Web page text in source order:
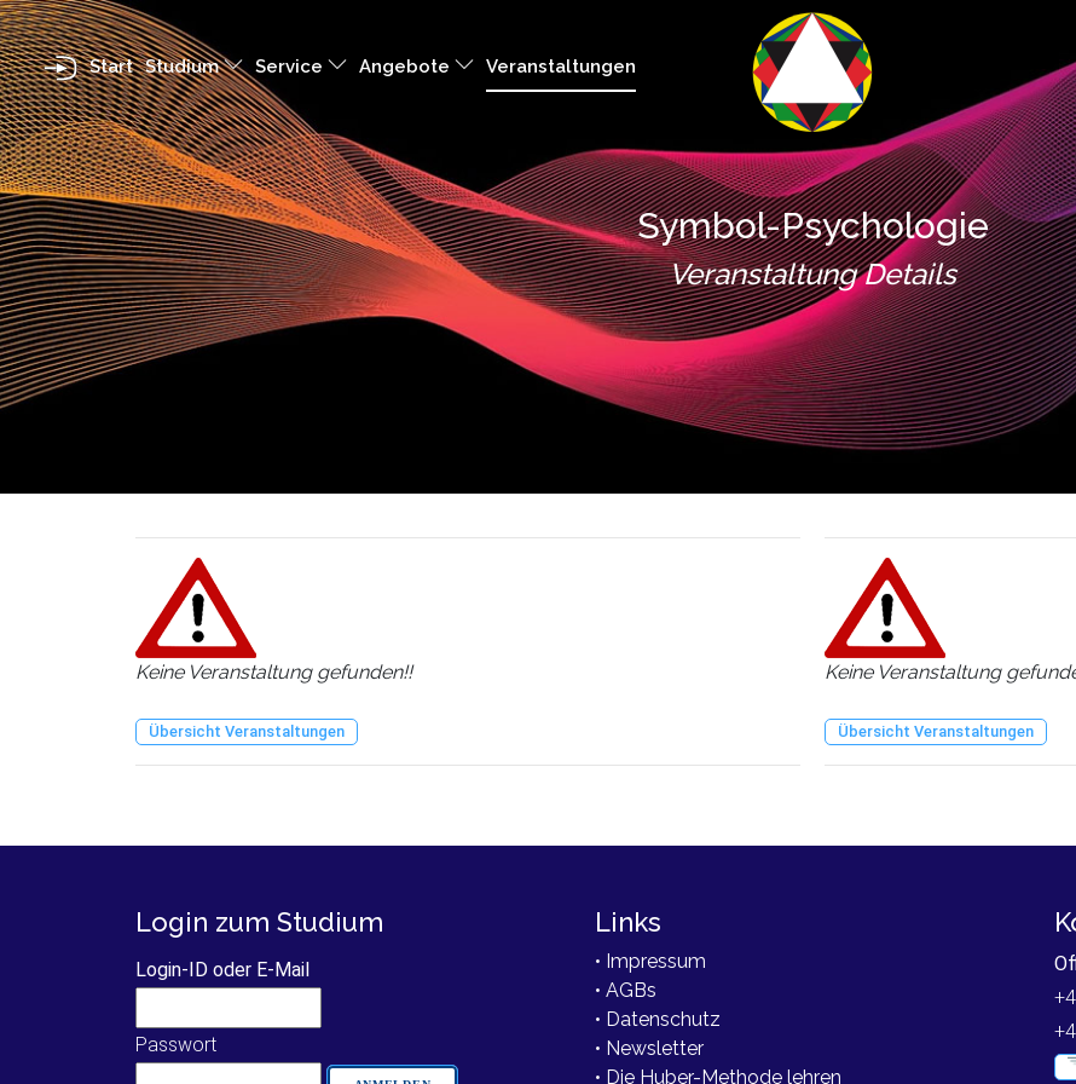
Start Studium Service Angebote Veranstaltungen
Symbol-Psychologie
Veranstaltung Details
Keine Veranstaltung gefunden!!
Übersicht Veranstaltungen
Keine Veranstaltung
Übersicht Veranstaltungen
Login zum Studium
Login-ID oder E-Mail
Passwort
Links
• Impressum
• AGBs
• Datenschutz
• Newsletter
• Die Huber-Methode lehren